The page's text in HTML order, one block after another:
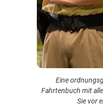
Eine
Fahrtenbuch mit
Sie vor